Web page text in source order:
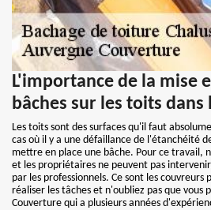
L'importance de la mise
bâches sur les toits dans
Les toits sont des surfaces qu'il faut
cas où il y a une défaillance de l'étanchéité
mettre en place une bâche. Pour ce travail,
et les propriétaires ne peuvent pas
par les professionnels. Ce sont les couvreurs
réaliser les tâches et n'oubliez pas que vous
Couverture qui a plusieurs années